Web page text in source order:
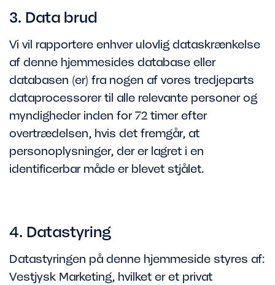
3. Data brud
Vi vil rapportere enhver ulovlig dataskrænkelse
af denne hjemmesides database eller
databasen (er) fra nogen af vores tredjeparts
dataprocessorer til alle relevante personer og
myndigheder inden for 72 timer efter
overtrædelsen, hvis det fremgår, at
personoplysninger, der er lagret i en
identificerbar måde er blevet stjålet.
4. Datastyring
Datastyringen på denne hjemmeside styres af:
Vestjysk Marketing, hvilket er et privat